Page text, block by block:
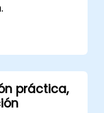
práctica,